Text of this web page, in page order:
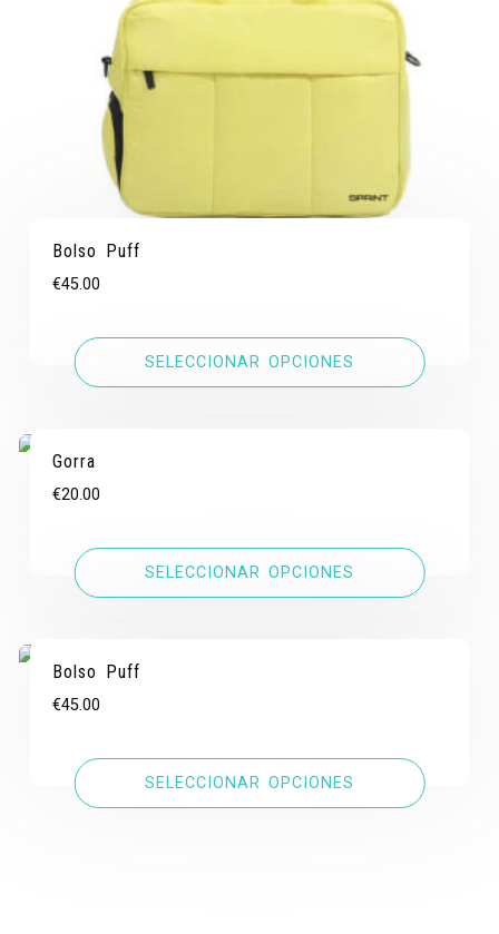
Bolso Puff
€45.00
SELECCIONAR OPCIONES
Gorra
€20.00
SELECCIONAR OPCIONES
Bolso Puff
€45.00
SELECCIONAR OPCIONES